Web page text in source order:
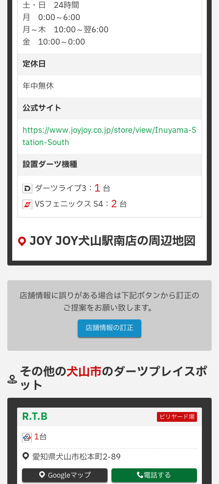
土・日 24時間
月 0:00～6:00
月～木 10:00～翌6:00
金 10:00～0:00
定休日
年中無休
公式サイト
https://www.joyjoy.co.jp/store/view/Inuyama-S
tation-South
設置ダーツ機種
ダーツライブ3： 1 台
VSフェニックス S4： 2 台
JOY JOY犬山駅南店の周辺地図
店舗情報に誤りがある場合は下記ボタンから訂正の
ご提案をお願い致します。
店舗情報の訂正
その他の犬山市のダーツプレイスポ
ット
R.T.B ビリヤード場
1台
愛知県犬山市松本町2-89
Googleマップ 電話する